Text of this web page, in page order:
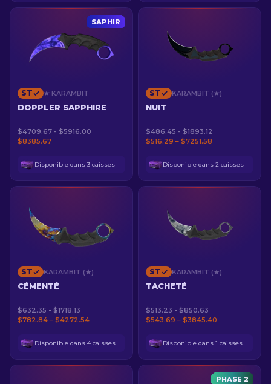
SAPHIR
ST ★ KARAMBIT
DOPPLER SAPPHIRE
$4709.67 - $5916.00
$8385.67
Disponible dans 3 caisses
ST KARAMBIT (★)
NUIT
$486.45 - $1893.12
$516.29 – $7251.58
Disponible dans 2 caisses
ST KARAMBIT (★)
CÉMENTÉ
$632.35 - $1718.13
$782.84 – $4272.54
Disponible dans 4 caisses
ST KARAMBIT (★)
TACHETÉ
$513.23 - $850.63
$543.69 – $3845.40
Disponible dans 1 caisses
PHASE 2